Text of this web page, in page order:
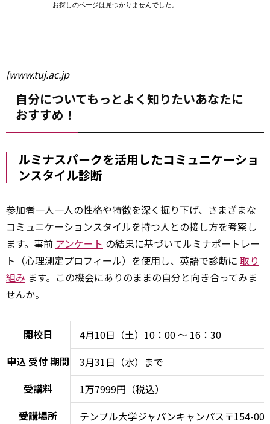
[www.tuj.ac.jp
自分についてもっとよく知りたいあなたに
おすすめ！
ルミナスパークを活用したコミュニケーショ
ンスタイル診断
参加者一人一人の性格や特徴を深く掘り下げ、さまざまな
コミュニケーションスタイルを持つ人との接し方を考察し
ます。事前 アンケート の結果に基づいてルミナポートレー
ト（心理測定プロフィール）を使用し、英語で診断に 取り
組み ます。この機会にありのままの自分と向き合ってみま
せんか。
開校日
4月10日（土）10：00 ～ 16：30
申込 受付期間
3月31日（水）まで
受講料
1万7999円（税込）
受講場所
テンプル大学ジャパンキャンパス〒154-